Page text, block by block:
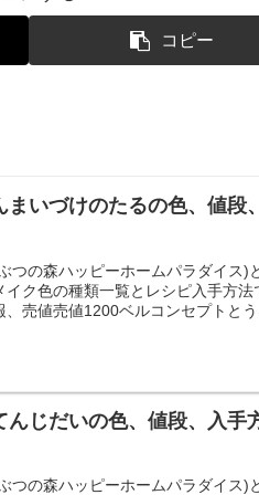
コピー
まいづけのたるの色、値段
つの森ハッピーホームパラダイス)
ク色の種類一覧とレシピ入手方
売値売値1200ベルコンセプトとう
んじだいの色、値段、入手
つの森ハッピーホームパラダイス)